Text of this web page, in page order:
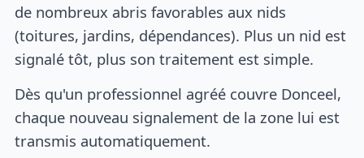
de nombreux abris favorables aux nids
(toitures, jardins, dépendances). Plus un nid est
signalé tôt, plus son traitement est simple.
Dès qu'un professionnel agréé couvre Donceel,
chaque nouveau signalement de la zone lui est
transmis automatiquement.